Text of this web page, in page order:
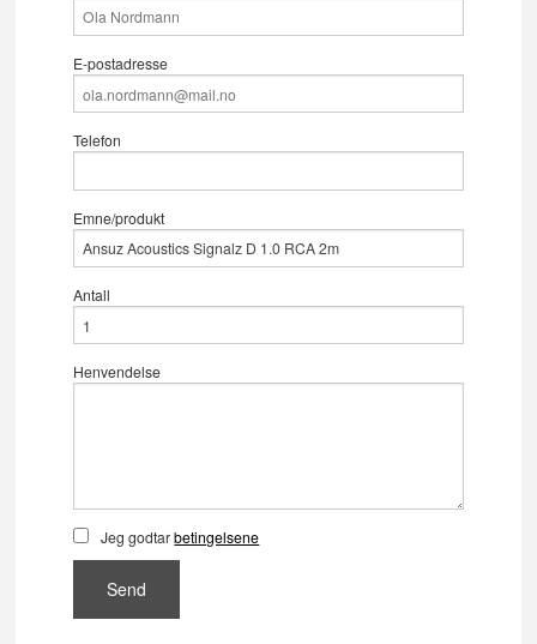
E-postadresse
Telefon
Emne/produkt
Antall
Henvendelse
Jeg godtarbetingelsene
Send